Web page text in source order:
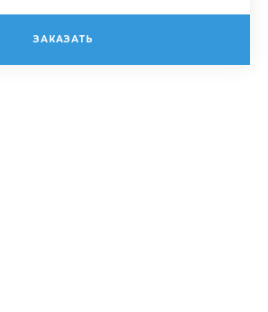
ЗАКАЗАТЬ